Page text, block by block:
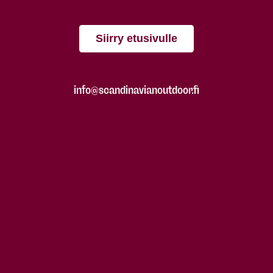
Siirry etusivulle
info@scandinavianoutdoor.fi